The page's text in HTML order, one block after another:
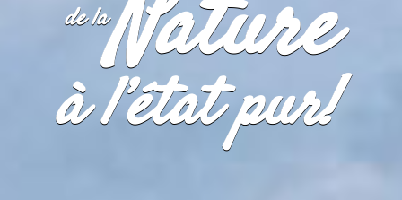
de laNature
à l’état pur!